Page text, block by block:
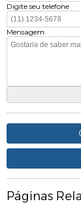
Digite seu telefone
Mensagem
Páginas